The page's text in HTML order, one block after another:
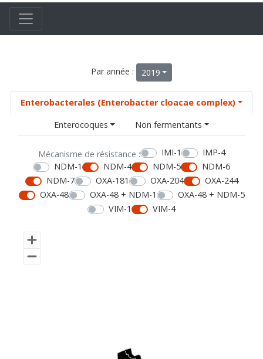
Par année : 2019
Enterobacterales (Enterobacter cloacae complex)
Enterocoques
Non fermentants
Mécanisme de résistance : IMI-1
IMP-4
NDM-1
NDM-4 NDM-5
NDM-6
NDM-7
OXA-181 OXA-204
OXA-244
OXA-48
OXA-48 + NDM-1
OXA-48 + NDM-5
VIM-1
VIM-4